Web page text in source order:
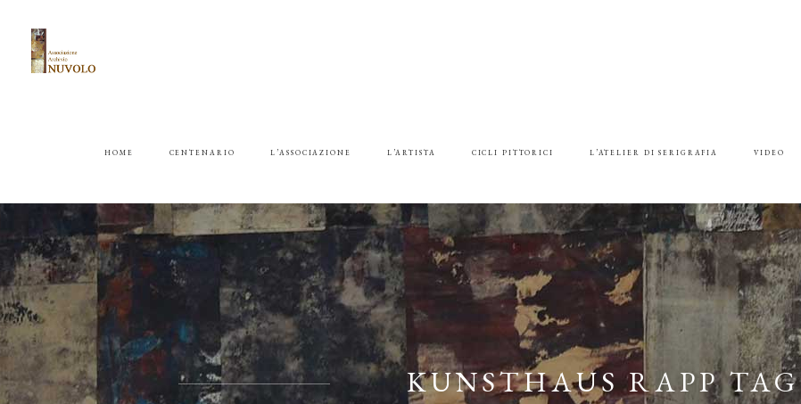
HOME CENTENARIO L’ASSOCIAZIONE L’ARTISTA CICLI PITTORICI L’ATELIER DI SERIGRAFIA VIDEO
KUNSTHAUS RAPP TAG